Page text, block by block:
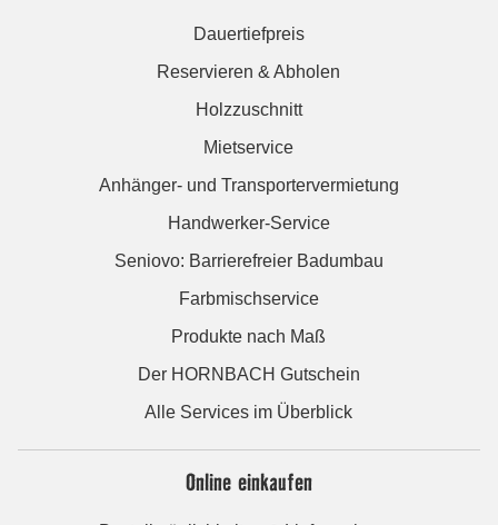
Dauertiefpreis
Reservieren & Abholen
Holzzuschnitt
Mietservice
Anhänger- und Transportervermietung
Handwerker-Service
Seniovo: Barrierefreier Badumbau
Farbmischservice
Produkte nach Maß
Der HORNBACH Gutschein
Alle Services im Überblick
Online einkaufen